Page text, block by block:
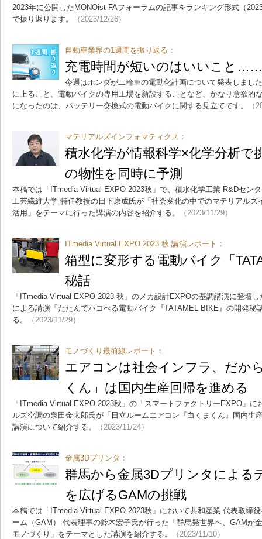
2023年に公開したMONOist FAフォーラムの記事をランキング形式（
で振り返ります。
（2023/12/26）
自動車業界の1週間を振り返る：
充電時間が短いのはいいこと
今週はホンダが二輪車の電動化計画について発表しまし
に上ること、電動バイクの専用工場を新設することなど、かなり意欲的
になったのは、バッテリー交換式の電動バイクに関する見立てです。
（
マテリアルズインフォマティクス：
積水化学が情報科学×化学分析で
の物性を同時に予測
本稿では「ITmedia Virtual EXPO 2023秋」で、積水化学工業 R&Dセン
工芸繊維大学 特任教授の日下康成氏が「社会変化の中でのマテリアル
活用」をテーマに行った講演の内容を紹介する。
（2023/11/29）
ITmedia Virtual EXPO 2023 秋 講演レポート：
箱型に変形する電動バイク「
秘話
「ITmedia Virtual EXPO 2023 秋」のメカ設計EXPOの基調講演に登壇
による講演「たたんでハコべる電動バイク『TATAMEL BIKE』の開発秘
る。
（2023/11/29）
モノづくり最前線レポート：
エアコンは社会インフラ、だか
くん」は国内生産回帰を進める
「ITmedia Virtual EXPO 2023秋」の「スマートファクトリーEXPO」
ルズ空調の泉田金太郎氏が「日立ルームエアコン『白くまくん』国内生
講演について紹介する。
（2023/11/24）
金属3Dプリンタ：
群馬から金属3Dプリンタによる
を広げるGAMの挑戦
本稿では「ITmedia Virtual EXPO 2023秋」において共和産業 代表取締
ーム（GAM） 代表理事の鈴木宏子氏が行った「群馬発世界へ、GAMが
モノづくり」をテーマとした講演を紹介する。
（2023/11/10）